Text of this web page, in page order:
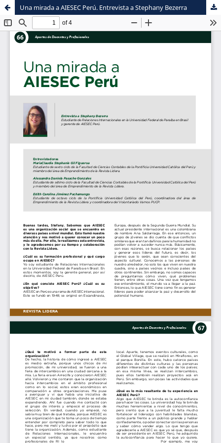
Sistema de
Bibliotecas
Facultad de
Ciencias Contables
Una mirada a AIESEC Perú. Entrevista a Stephany Bezerra